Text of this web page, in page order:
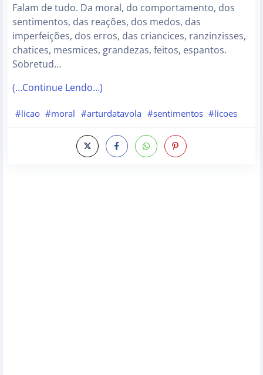
Falam de tudo. Da moral, do comportamento, dos
sentimentos, das reações, dos medos, das
imperfeições, dos erros, das criancices, ranzinzisses,
chatices, mesmices, grandezas, feitos, espantos.
Sobretud…
(…Continue Lendo…)
#licao #moral #arturdatavola #sentimentos #licoes